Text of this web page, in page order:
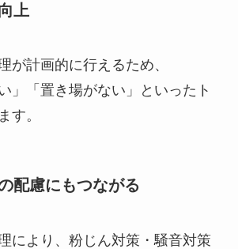
上
が計画的に行えるため、
」「置き場がない」といったト
す。
配慮にもつながる
により、粉じん対策・騒音対策